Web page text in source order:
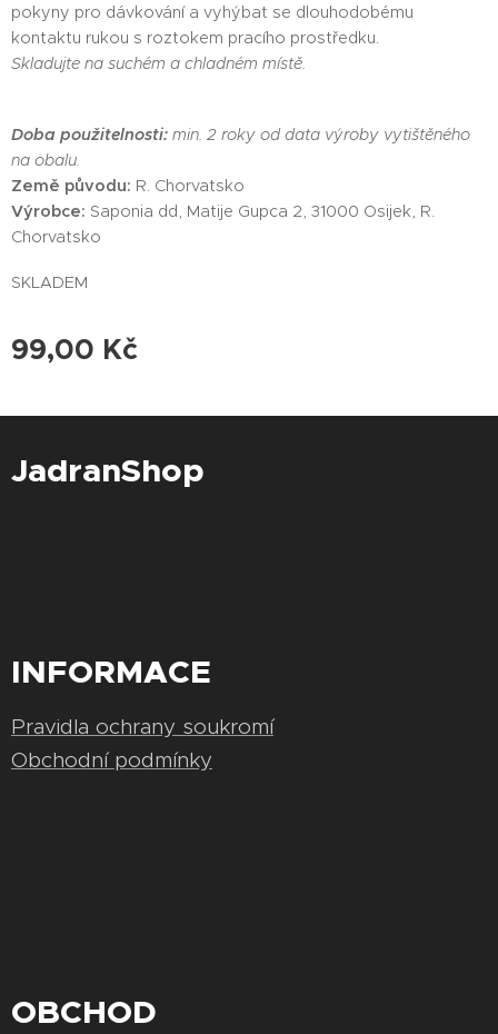
pokyny pro dávkování a vyhýbat se dlouhodobému
kontaktu rukou s roztokem pracího prostředku.
Skladujte na suchém a chladném místě.
Doba použitelnosti: min. 2 roky od data výroby vytištěného
na obalu.
Země původu: R. Chorvatsko
Výrobce: Saponia dd, Matije Gupca 2, 31000 Osijek, R.
Chorvatsko
SKLADEM
99,00 Kč
JadranShop
INFORMACE
Pravidla ochrany soukromí
Obchodní podmínky
OBCHOD